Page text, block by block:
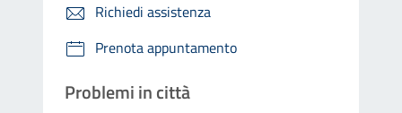
Richiedi assistenza
Prenota appuntamento
Problemi in città